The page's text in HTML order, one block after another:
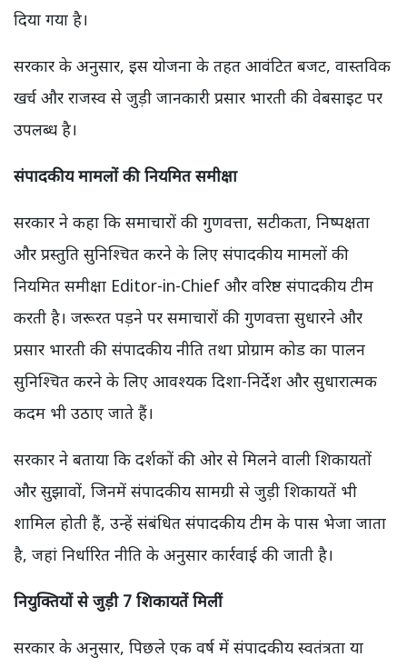
दिया गया है।
सरकार के अनुसार, इस योजना के तहत आवंटित बजट, वास्तविक
खर्च और राजस्व से जुड़ी जानकारी प्रसार भारती की वेबसाइट पर
उपलब्ध है।
संपादकीय मामलों की नियमित समीक्षा
सरकार ने कहा कि समाचारों की गुणवत्ता, सटीकता, निष्पक्षता
और प्रस्तुति सुनिश्चित करने के लिए संपादकीय मामलों की
नियमित समीक्षा Editor-in-Chief और वरिष्ठ संपादकीय टीम
करती है। जरूरत पड़ने पर समाचारों की गुणवत्ता सुधारने और
प्रसार भारती की संपादकीय नीति तथा प्रोग्राम कोड का पालन
सुनिश्चित करने के लिए आवश्यक दिशा-निर्देश और सुधारात्मक
कदम भी उठाए जाते हैं।
सरकार ने बताया कि दर्शकों की ओर से मिलने वाली शिकायतों
और सुझावों, जिनमें संपादकीय सामग्री से जुड़ी शिकायतें भी
शामिल होती हैं, उन्हें संबंधित संपादकीय टीम के पास भेजा जाता
है, जहां निर्धारित नीति के अनुसार कार्रवाई की जाती है।
नियुक्तियों से जुड़ी 7 शिकायतें मिलीं
सरकार के अनुसार, पिछले एक वर्ष में संपादकीय स्वतंत्रता या